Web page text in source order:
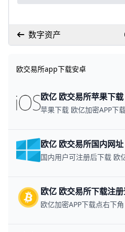
数字资产
欧交易所app下载安卓
欧亿 欧交易所苹果下载
欧亿 欧交易所国内网址
欧亿 欧交易所下载注